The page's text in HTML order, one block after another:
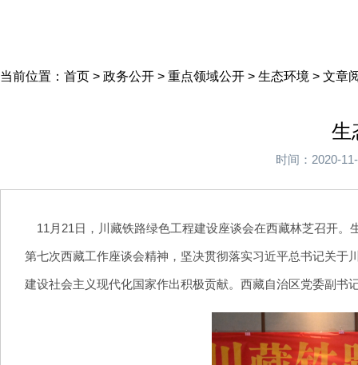
当前位置： 首页 > 政务公开 > 重点领域公开 > 生态环境 > 文章
生
时间：2020-
11月21日，川藏铁路绿色工程建设座谈会在西藏林芝召开。
第七次西藏工作座谈会精神，坚决贯彻落实习近平总书记关
建设社会主义现代化国家作出积极贡献。西藏自治区党委副书